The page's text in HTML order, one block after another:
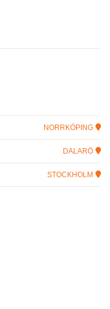
NORRKÖPING
DALARÖ
STOCKHOLM